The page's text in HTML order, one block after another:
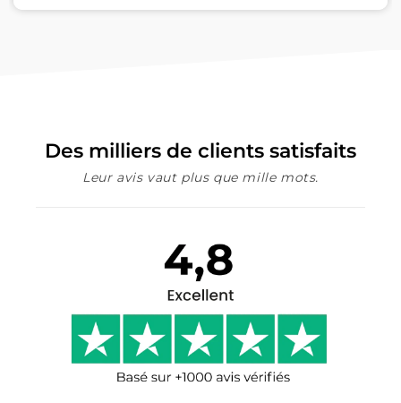
Des milliers de clients satisfaits
Leur avis vaut plus que mille mots.